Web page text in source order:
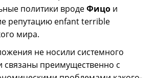
политики вродеФицо и
репутацию enfant terrible
мира.
не носили системного
связаны преимущественно с